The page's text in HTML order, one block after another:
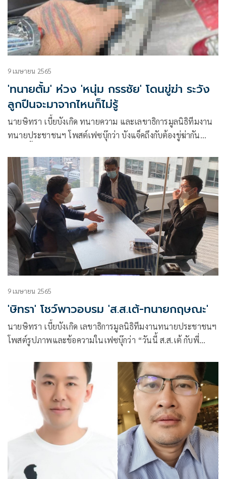
9 เมษายน 2565
'ทนายตั้ม' ห่วง 'หนุ่ม กรรชัย' โดนขู่ฆ่า ระวัง
ลูกปืนจะมาจากไหนก็ไม่รู้
นายษิทรา เบี้ยบังเกิด ทนายความ และเลขาธิการมูลนิธิทีมงาน
ทนายประชาชนฯ โพสต์เฟซบุ๊กว่า บังแจ็คถึงกับต้องขู่ฆ่ากัน
9 เมษายน 2565
'ษิทรา' โชว์พาวอบรม 'ส.ส.เต้-ทนายกฤษณะ'
นายษิทรา เบี้ยบังเกิด เลขาธิการมูลนิธิทีมงานทนายประชาชนฯ
โพสต์รูปภาพและข้อความในเฟซบุ๊กว่า “วันนี้ ส.ส.เต้ กับพี่